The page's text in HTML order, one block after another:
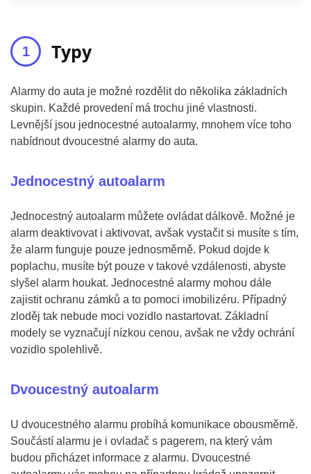
Typy
Alarmy do auta je možné rozdělit do několika základních
skupin. Každé provedení má trochu jiné vlastnosti.
Levnější jsou jednocestné autoalarmy, mnohem více toho
nabídnout dvoucestné alarmy do auta.
Jednocestný autoalarm
Jednocestný autoalarm můžete ovládat dálkově. Možné je
alarm deaktivovat i aktivovat, avšak vystačit si musíte s tím,
že alarm funguje pouze jednosměrně. Pokud dojde k
poplachu, musíte být pouze v takové vzdálenosti, abyste
slyšel alarm houkat. Jednocestné alarmy mohou dále
zajistit ochranu zámků a to pomoci imobilizéru. Případný
zloděj tak nebude moci vozidlo nastartovat. Základní
modely se vyznačují nízkou cenou, avšak ne vždy ochrání
vozidlo spolehlivě.
Dvoucestný autoalarm
U dvoucestného alarmu probíhá komunikace obousměrně.
Součástí alarmu je i ovladač s pagerem, na který vám
budou přicházet informace z alarmu. Dvoucestné